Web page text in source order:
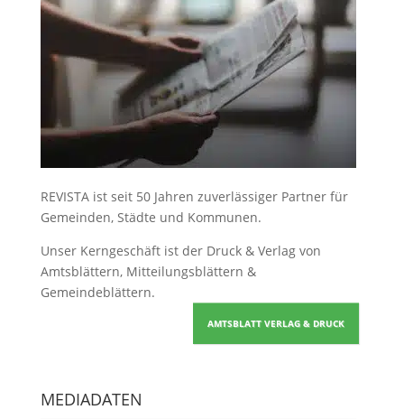
REVISTA ist seit 50 Jahren zuverlässiger Partner für
Gemeinden, Städte und Kommunen.
Unser Kerngeschäft ist der Druck & Verlag von
Amtsblättern, Mitteilungsblättern &
Gemeindeblättern.
AMTSBLATT VERLAG & DRUCK
MEDIADATEN